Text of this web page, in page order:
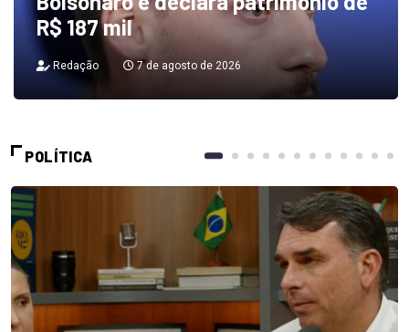
R$ 187 mil
Redação 7 de agosto de 2026
POLÍTICA